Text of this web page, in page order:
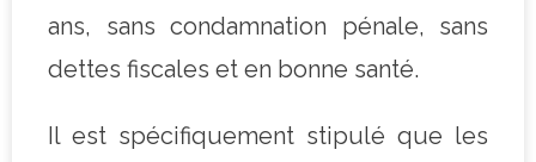
ans, sans condamnation pénale, sans
dettes fiscales et en bonne santé.
Il est spécifiquement stipulé que les